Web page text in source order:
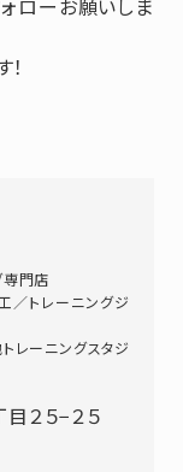
ローお願いしま
専門店
／トレーニングジ
レーニングスタジ
２５−２５